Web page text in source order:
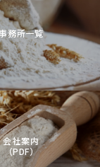
務所一覧
会社案内
（PDF）